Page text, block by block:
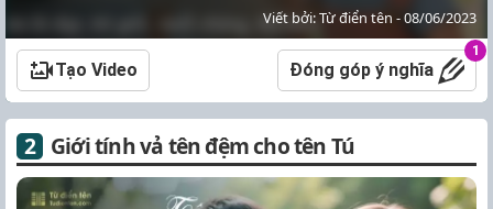
Viết bởi: Từ điển tên - 08/06/2023
Tạo Video Đóng góp ý nghĩa
1
Giới tính vả tên đệm cho tên Tú